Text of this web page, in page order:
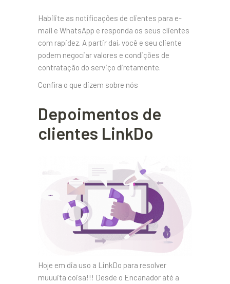
Habilite as notificações de clientes para e-
mail e WhatsApp e responda os seus clientes
com rapidez. A partir daí, você e seu cliente
podem negociar valores e condições de
contratação do serviço diretamente.
Confira o que dizem sobre nós
Depoimentos de
clientes LinkDo
Hoje em dia uso a LinkDo para resolver
muuuita coisa!!! Desde o Encanador até a